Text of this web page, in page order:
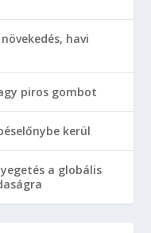
havi
piros gombot
kerül
a globális